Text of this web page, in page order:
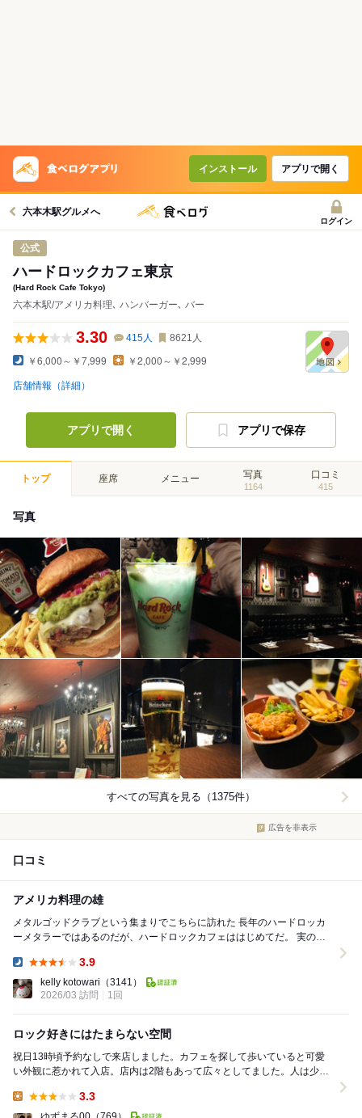
インストール アプリで開く
六本木駅グルメへ
ログイン
公式
ハードロックカフェ東京
(Hard Rock Cafe Tokyo)
六本木駅/アメリカ料理､ ハンバーガー､ バー
3.30 415人 8621 人
￥6,000～￥7,999 ￥2,000～￥2,999
店舗情報（詳細）
アプリで開く アプリで保存
トップ 座席 メニュー 写真
1164
口コミ
415
写真
すべての写真を見る（1375件）
広告を非表示
口コミ
アメリカ料理の雄
メタルゴッドクラブという集まりでこちらに訪れた 長年のハードロッカ
ーメタラーではあるのだが、ハードロックカフェははじめてだ。 実のと
3.9
kelly kotowari （3141）
2026/03 訪問
1回
ロック好きにはたまらない空間
祝日13時頃予約なしで来店しました。カフェを探して歩いていると可愛
い外観に惹かれて入店。店内は2階もあって広々としてました。人は少な
3.3